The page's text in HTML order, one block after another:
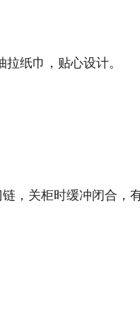
纸巾，贴心设计。
，关柜时缓冲闭合，